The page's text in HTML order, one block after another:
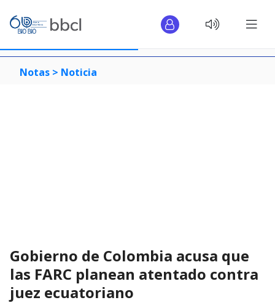
Notas > Noticia
Gobierno de Colombia acusa que
las FARC planean atentado contra
juez ecuatoriano